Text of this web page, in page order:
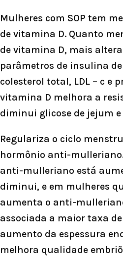
Mulheres com SOP tem
de vitamina D. Quanto
de vitamina D, mais
parâmetros de insulina
colesterol total, LDL – c e
vitamina D melhora a
diminui glicose de jejum
Regulariza o ciclo
hormônio anti-mulleriano
anti-mulleriano está
diminui, e em mulheres
aumenta o anti-
associada a maior taxa
aumento da espessura
melhora qualidade